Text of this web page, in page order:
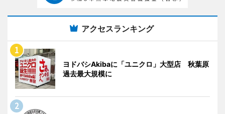
アクセスランキング
ヨドバシAkibaに「ユニクロ」大型店 秋葉原
過去最大規模に